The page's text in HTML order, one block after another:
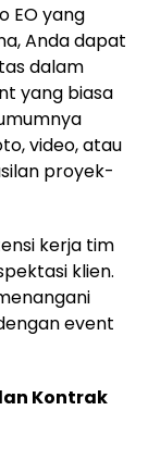
EO yang
Anda dapat
dalam
yang biasa
video, atau
proyek-
kerja tim
klien.
event
Kontrak